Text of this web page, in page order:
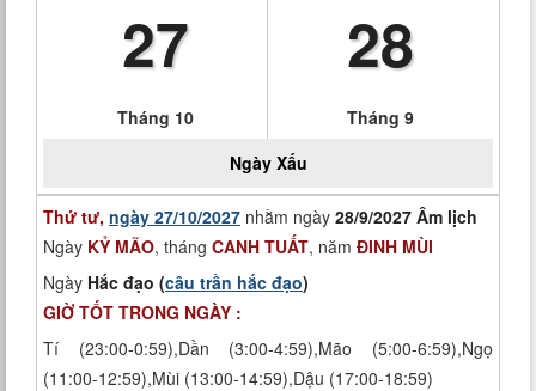
27
Tháng 10
28
Tháng 9
Ngày Xấu
Thứ tư, ngày 27/10/2027 nhằm ngày 28/9/2027 Âm lịch
Ngày KỶ MÃO, tháng CANH TUẤT, năm ĐINH MÙI
Ngày Hắc đạo (câu trần hắc đạo)
GIỜ TỐT TRONG NGÀY :
Tí (23:00-0:59),Dần (3:00-4:59),Mão (5:00-6:59),Ngọ
(11:00-12:59),Mùi (13:00-14:59),Dậu (17:00-18:59)